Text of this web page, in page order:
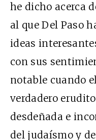
he dicho acerca
al que Del Paso
ideas
con sus
notable cuando
verdadero
desdeñada e
del judaísmo y